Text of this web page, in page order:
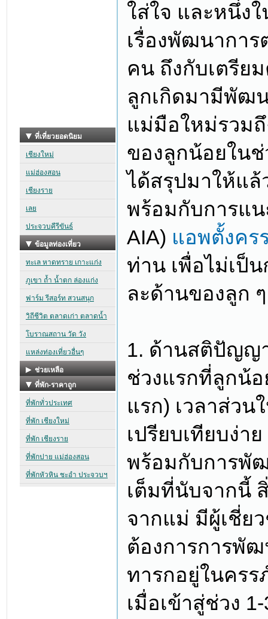
ใส่ใจ และหนึ่ง
เรื่องพัฒนากา
คน ถึงกับเตรีย
ลูกเกิดมามีพัฒ
แม่มือใหม่รวม
ของลูกน้อยในช่
ได้สรุปมาให้แ
พร้อมกับการแน
AIA) แอพตั้งคร
ท่าน เพื่อไม่เป็
ละด้านของลูก
1. ด้านสติปัญญ
ช่วงแรกที่ลูกน้อ
แรก) เวลาส่ว
เปรียบเทียบง่า
พร้อมกับการพั
เต็มที่นับจากนี้
จากแม่ มีผู้เชี่ย
ต้องการการพั
ทารกอยู่ในครร
เมื่อเข้าสู่ช่วง